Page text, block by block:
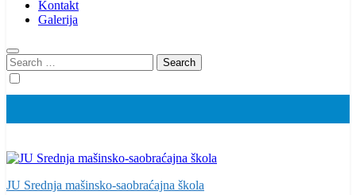
Kontakt
Galerija
Search
for:
JU Srednja mašinsko-saobraćajna škola